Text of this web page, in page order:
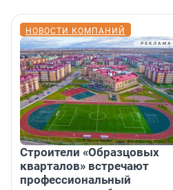
НОВОСТИ КОМПАНИЙ
Строители «Образцовых
кварталов» встречают
профессиональный